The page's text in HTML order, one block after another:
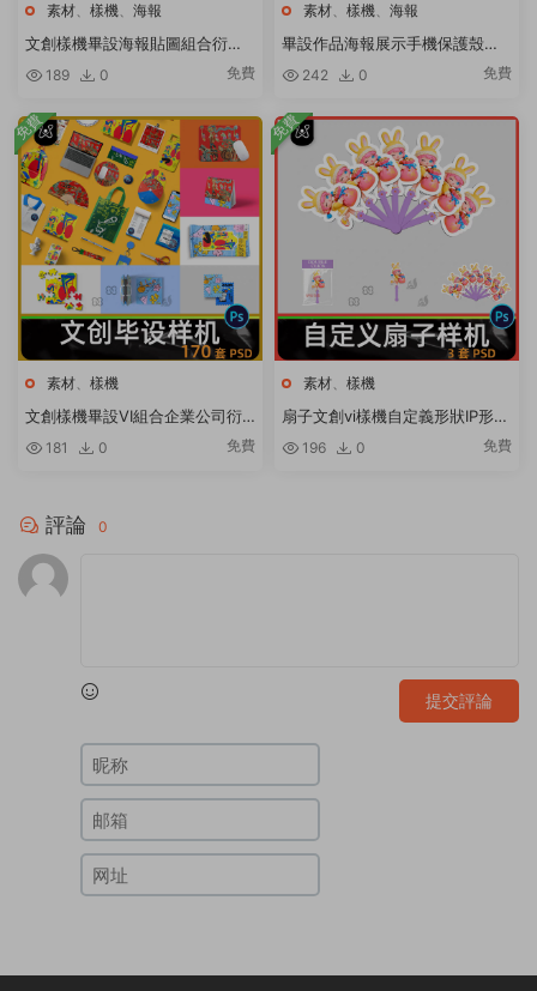
素材、 樣機、 海報
文創樣機畢設海報貼圖組合衍生
周邊展示品牌vi效果圖PSD設計素
189 0 免費
素材、 樣機、 海報
畢設作品海報展示手機保護殼手
提袋cd書籍logo包裝vi文創樣機P
242 0 免費
素材、 樣機
文創樣機畢設VI組合企業公司衍
生産品周邊品牌效果圖PSD設計
181 0 免費
免費
素材、 樣機
扇子文創vi樣機自定義形狀IP形象
文創周邊應援飯圈衍生品PSD素
196 0 免費
免費
評論 0
提交評論